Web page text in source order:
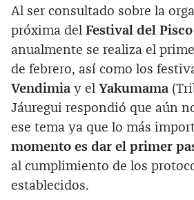
Al ser consultado sobre la
próxima del Festival del
anualmente se realiza el
de febrero, así como los
Vendimia y el Yakumama
Jáuregui respondió que aún
ese tema ya que lo más
momento es dar el primer
al cumplimiento de los
establecidos.